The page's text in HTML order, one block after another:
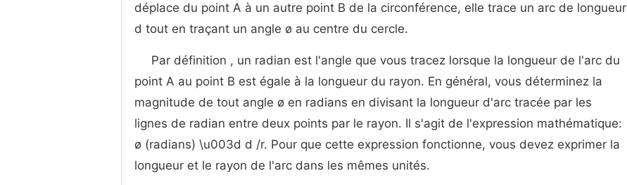
déplace du point A à un autre point B de la circonférence, elle trace un arc de longueur
d tout en traçant un angle ø au centre du cercle.
Par définition , un radian est l'angle que vous tracez lorsque la longueur de l'arc du
point A au point B est égale à la longueur du rayon. En général, vous déterminez la
magnitude de tout angle ø en radians en divisant la longueur d'arc tracée par les
lignes de radian entre deux points par le rayon. Il s'agit de l'expression mathématique:
ø (radians) \u003d d /r. Pour que cette expression fonctionne, vous devez exprimer la
longueur et le rayon de l'arc dans les mêmes unités.